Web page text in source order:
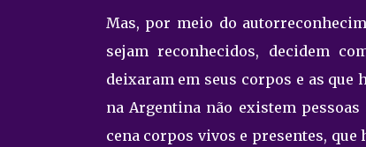
Mas, por meio do
sejam reconhecidos, decidem
deixaram em seus corpos e as
na Argentina não existem
cena corpos vivos e presentes,